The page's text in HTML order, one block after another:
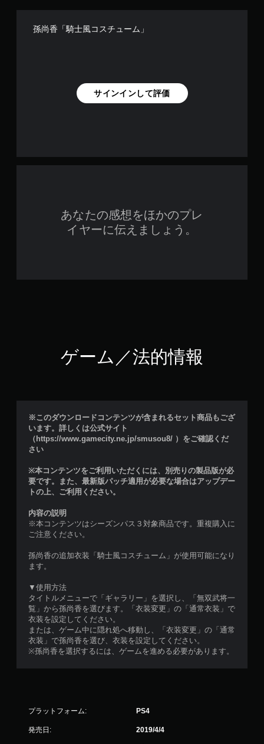
孫尚香「騎士風コスチューム」
サインインして評価
あなたの感想をほかのプレ
イヤーに伝えましょう。
ゲーム／法的情報
※このダウンロードコンテンツが含まれるセット商品もござ
います。詳しくは公式サイト
（https://www.gamecity.ne.jp/smusou8/ ）をご確認くだ
さい
※本コンテンツをご利用いただくには、別売りの製品版が必
要です。また、最新版パッチ適用が必要な場合はアップデー
トの上、ご利用ください。
内容の説明
※本コンテンツはシーズンパス３対象商品です。重複購入に
ご注意ください。
孫尚香の追加衣装「騎士風コスチューム」が使用可能になり
ます。
▼使用方法
タイトルメニューで「ギャラリー」を選択し、「無双武将一
覧」から孫尚香を選びます。「衣装変更」の「通常衣装」で
衣装を設定してください。
または、ゲーム中に隠れ処へ移動し、「衣装変更」の「通常
衣装」で孫尚香を選び、衣装を設定してください。
※孫尚香を選択するには、ゲームを進める必要があります。
プラットフォーム: PS4
発売日: 2019/4/4